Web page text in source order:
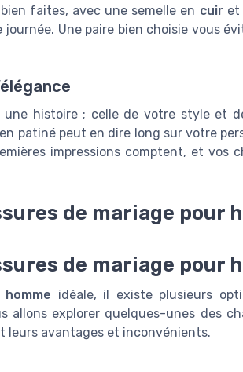
bien faites, avec une semelle en cuiret
Une paire bien choisie vous
histoire ; celle de votre style et
patiné peut en dire long sur votre
impressions comptent, et vos
de mariage pour
de mariage pour
idéale, il existe plusieurs
explorer quelques-unes des
leurs avantages et inconvénients.